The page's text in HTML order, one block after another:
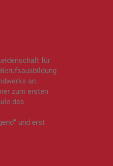
für
an.
zum ersten
des
und erst